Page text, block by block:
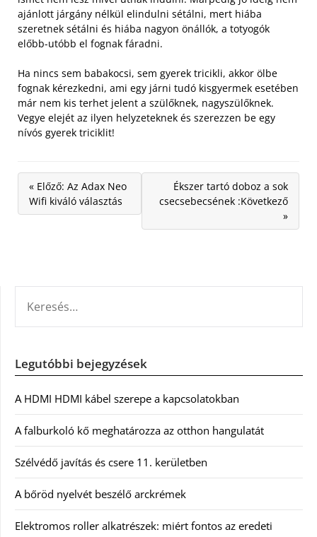
ajánlott járgány nélkül elindulni sétálni, mert hiába
szeretnek sétálni és hiába nagyon önállók, a totyogók
előbb-utóbb el fognak fáradni.
Ha nincs sem babakocsi, sem gyerek tricikli, akkor ölbe
fognak kérezkedni, ami egy járni tudó kisgyermek esetében
már nem kis terhet jelent a szülőknek, nagyszülőknek.
Vegye elejét az ilyen helyzeteknek és szerezzen be egy
nívós gyerek triciklit!
« Előző: Az Adax Neo
Wifi kiváló választás
Ékszer tartó doboz a sok
csecsebecsének :Következő
»
Legutóbbi bejegyzések
A HDMI HDMI kábel szerepe a kapcsolatokban
A falburkoló kő meghatározza az otthon hangulatát
Szélvédő javítás és csere 11. kerületben
A bőröd nyelvét beszélő arckrémek
Elektromos roller alkatrészek: miért fontos az eredeti